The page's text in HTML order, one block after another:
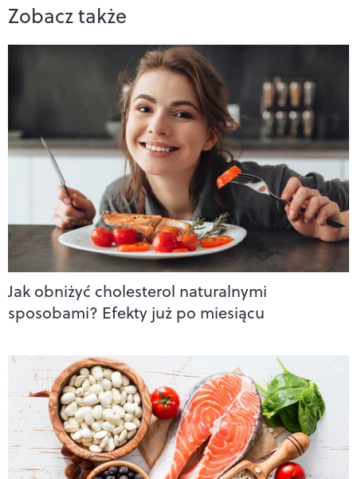
Zobacz także
Jak obniżyć cholesterol naturalnymi
sposobami? Efekty już po miesiącu